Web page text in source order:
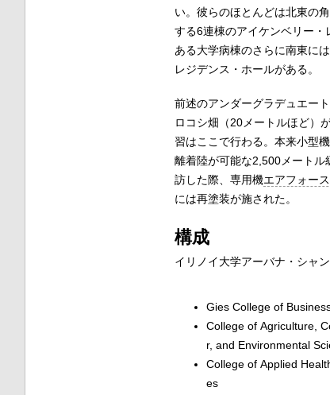
い。彼らのほとんどは北東の
する6連棟のアイケンベリー
ある大学病棟のさらに南東に
レジデンス・ホールがある。
前述のアンダーグラデュエー
ロコシ畑（20メートルほど）
習はここで行わる。本来小型
離着陸が可能な2,500メート
訪した際、専用機エアフォー
には再塗装が施された。
構成
イリノイ大学アーバナ・シャ
Gies College of
College of Agriculture,
r, and Environmental
College of Applied
es